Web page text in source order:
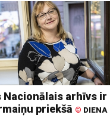
Nacionālais arhīvs ir
priekšā © DIENA